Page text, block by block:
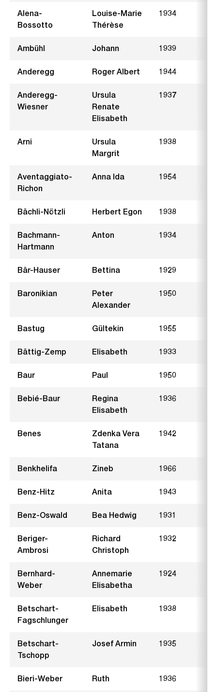
Alena-
Bossotto
Louise-Marie
Thérèse
1934
Ambühl Johann 1939
Anderegg Roger Albert 1944
Anderegg-
Wiesner
Ursula
Renate
Elisabeth
1937
Arni
Ursula
Margrit
1938
Aventaggiato-
Richon
Anna Ida 1954
Bächli-Nötzli Herbert Egon 1938
Bachmann-
Hartmann
Anton 1934
Bär-Hauser Bettina 1929
Baronikian
Peter
Alexander
1950
Bastug Gültekin 1955
Bättig-Zemp Elisabeth 1933
Baur Paul 1950
Bebié-Baur
Regina
Elisabeth
1936
Benes
Zdenka Vera
Tatana
1942
Benkhelifa Zineb 1966
Benz-Hitz Anita 1943
Benz-Oswald Bea Hedwig 1931
Beriger-
Ambrosi
Richard
Christoph
1932
Bernhard-
Weber
Annemarie
Elisabetha
1924
Betschart-
Fagschlunger
Elisabeth 1938
Betschart-
Tschopp
Josef Armin 1935
Bieri-Weber Ruth 1936